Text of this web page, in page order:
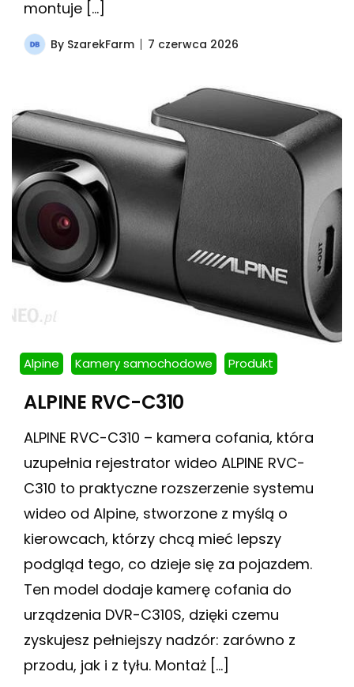
montuje […]
By SzarekFarm 7 czerwca 2026
Alpine Kamery samochodowe Produkt
ALPINE RVC-C310
ALPINE RVC-C310 – kamera cofania, która
uzupełnia rejestrator wideo ALPINE RVC-
C310 to praktyczne rozszerzenie systemu
wideo od Alpine, stworzone z myślą o
kierowcach, którzy chcą mieć lepszy
podgląd tego, co dzieje się za pojazdem.
Ten model dodaje kamerę cofania do
urządzenia DVR-C310S, dzięki czemu
zyskujesz pełniejszy nadzór: zarówno z
przodu, jak i z tyłu. Montaż […]